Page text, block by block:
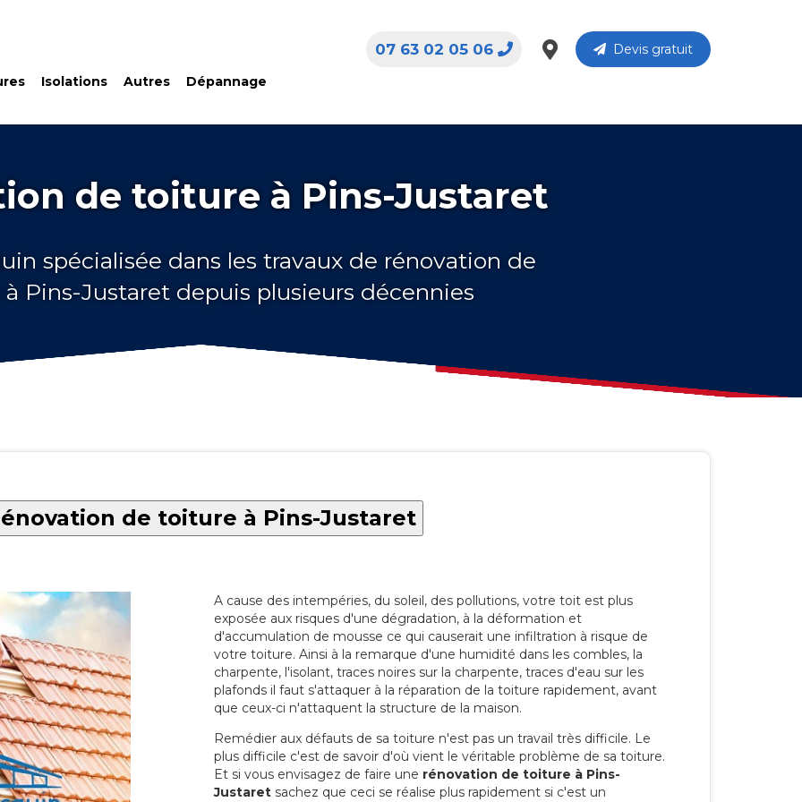
Isolations Autres Dépannage
Devis gratuit
07 63 02 05 06
de toiture à Pins-Justaret
spécialisée dans les travaux de rénovation de
Pins-Justaret depuis plusieurs décennies
de toiture à Pins-Justaret
A cause des intempéries, du soleil, des pollutions, votre toit est plus
exposée aux risques d'une dégradation, à la déformation et
d'accumulation de mousse ce qui causerait une infiltration à risque de
votre toiture. Ainsi à la remarque d'une humidité dans les combles, la
charpente, l'isolant, traces noires sur la charpente, traces d'eau sur les
plafonds il faut s'attaquer à la réparation de la toiture rapidement, avant
que ceux-ci n'attaquent la structure de la maison.
Remédier aux défauts de sa toiture n'est pas un travail très difficile. Le
plus difficile c'est de savoir d'où vient le véritable problème de sa toiture.
Et si vous envisagez de faire une rénovation de toiture à Pins-
Justaret sachez que ceci se réalise plus rapidement si c'est un